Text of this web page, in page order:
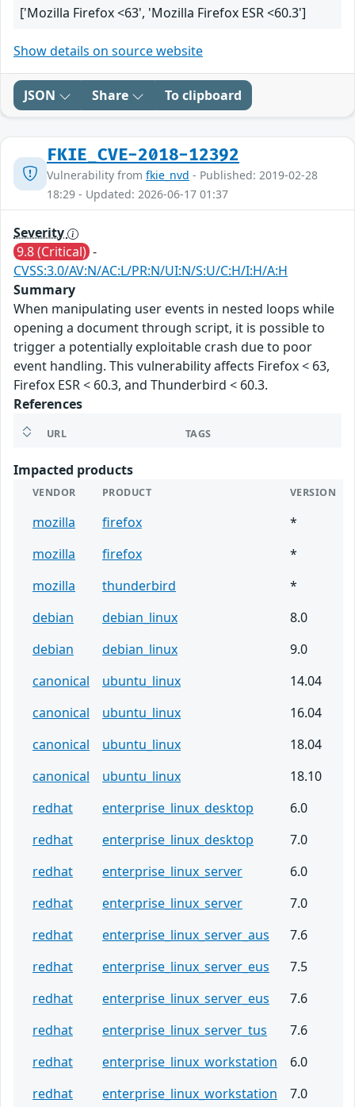
['Mozilla Firefox <63', 'Mozilla Firefox ESR <60.3']
Show details on source website
JSON Share To clipboard
FKIE_CVE-2018-12392
Vulnerability from fkie_nvd - Published: 2019-02-28
18:29 - Updated: 2026-06-17 01:37
Severity
9.8 (Critical) -
CVSS:3.0/AV:N/AC:L/PR:N/UI:N/S:U/C:H/I:H/A:H
Summary
When manipulating user events in nested loops while
opening a document through script, it is possible to
trigger a potentially exploitable crash due to poor
event handling. This vulnerability affects Firefox < 63,
Firefox ESR < 60.3, and Thunderbird < 60.3.
References
URL TAGS
Impacted products
VENDOR PRODUCT VERSION
mozilla firefox
*
mozilla
firefox
*
mozilla
thunderbird
*
debian
debian_linux
8.0
debian
debian_linux
9.0
canonical
ubuntu_linux
14.04
canonical
ubuntu_linux
16.04
canonical
ubuntu_linux
18.04
canonical
ubuntu_linux
18.10
redhat
enterprise_linux_desktop
6.0
redhat
enterprise_linux_desktop
7.0
redhat
enterprise_linux_server
6.0
redhat
enterprise_linux_server
7.0
redhat
enterprise_linux_server_aus
7.6
redhat
enterprise_linux_server_eus
7.5
redhat
enterprise_linux_server_eus
7.6
redhat
enterprise_linux_server_tus
7.6
redhat
enterprise_linux_workstation
6.0
redhat
enterprise_linux_workstation 7.0